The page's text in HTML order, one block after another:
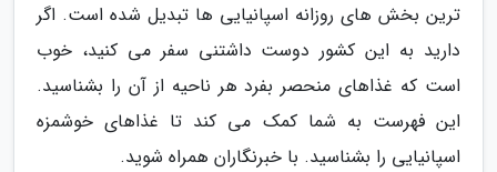
ترین بخش های روزانه اسپانیایی ها تبدیل شده است. اگر
دارید به این کشور دوست داشتنی سفر می کنید، خوب
است که غذاهای منحصر بفرد هر ناحیه از آن را بشناسید.
این فهرست به شما کمک می کند تا غذاهای خوشمزه
اسپانیایی را بشناسید. با خبرنگاران همراه شوید.